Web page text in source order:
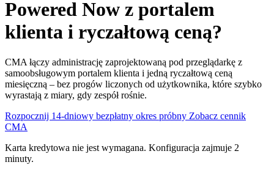
Powered Now z portalem
klienta i ryczałtową ceną?
CMA łączy administrację zaprojektowaną pod przeglądarkę z
samoobsługowym portalem klienta i jedną ryczałtową ceną
miesięczną – bez progów liczonych od użytkownika, które szybko
wyrastają z miary, gdy zespół rośnie.
Rozpocznij 14-dniowy bezpłatny okres próbny Zobacz cennik
CMA
Karta kredytowa nie jest wymagana. Konfiguracja zajmuje 2
minuty.